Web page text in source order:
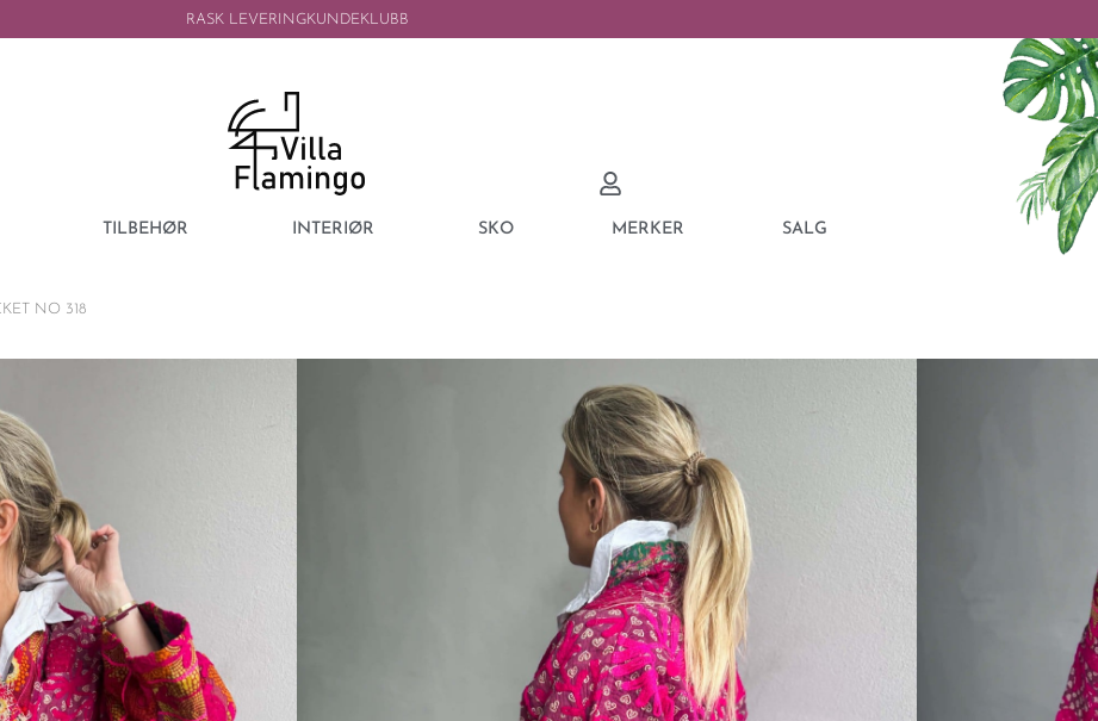
RASK LEVERINGKUNDEKLUBB
TILBEHØR INTERIØR SKO MERKER SALG
NO 318
SISSEL EDELBO BITTEN JACKET NO
Bitten Jacket er en unik og lekker jakke som det finnes bare en av.
rask levering | enkel retur